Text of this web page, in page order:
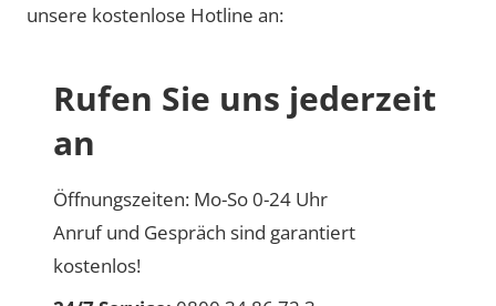
unsere kostenlose Hotline an:
Rufen Sie uns jederzeit
an
Öffnungszeiten: Mo-So 0-24 Uhr
Anruf und Gespräch sind garantiert
kostenlos!